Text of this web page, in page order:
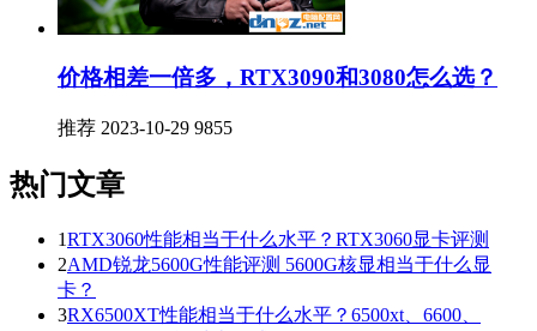
价格相差一倍多，RTX3090和3080怎么选？
推荐 2023-10-29 9855
热门文章
1RTX3060性能相当于什么水平？RTX3060显卡评测
2AMD锐龙5600G性能评测 5600G核显相当于什么显
卡？
3RX6500XT性能相当于什么水平？6500xt、6600、